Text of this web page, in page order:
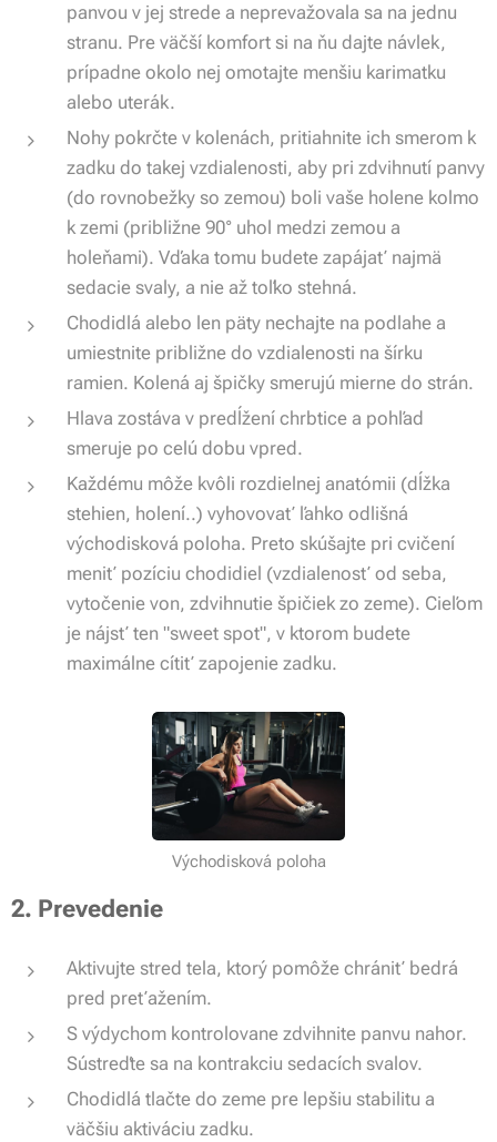
panvou v jej strede a neprevažovala sa na jednu
stranu. Pre väčší komfort si na ňu dajte návlek,
prípadne okolo nej omotajte menšiu karimatku
alebo uterák.
Nohy pokrčte v kolenách, pritiahnite ich smerom k
zadku do takej vzdialenosti, aby pri zdvihnutí panvy
(do rovnobežky so zemou) boli vaše holene kolmo
k zemi (približne 90° uhol medzi zemou a
holeňami). Vďaka tomu budete zapájať najmä
sedacie svaly, a nie až toľko stehná.
Chodidlá alebo len päty nechajte na podlahe a
umiestnite približne do vzdialenosti na šírku
ramien. Kolená aj špičky smerujú mierne do strán.
Hlava zostáva v predĺžení chrbtice a pohľad
smeruje po celú dobu vpred.
Každému môže kvôli rozdielnej anatómii (dĺžka
stehien, holení..) vyhovovať ľahko odlišná
východisková poloha. Preto skúšajte pri cvičení
meniť pozíciu chodidiel (vzdialenosť od seba,
vytočenie von, zdvihnutie špičiek zo zeme). Cieľom
je nájsť ten "sweet spot", v ktorom budete
maximálne cítiť zapojenie zadku.
Východisková poloha
2. Prevedenie
Aktivujte stred tela, ktorý pomôže chrániť bedrá
pred preťažením.
S výdychom kontrolovane zdvihnite panvu nahor.
Sústreďte sa na kontrakciu sedacích svalov.
Chodidlá tlačte do zeme pre lepšiu stabilitu a
väčšiu aktiváciu zadku.